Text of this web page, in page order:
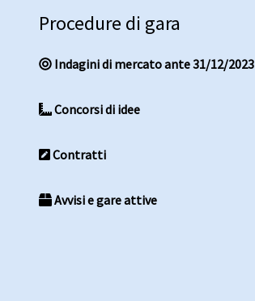
Procedure di gara
Indagini di mercato ante 31/12/2023
Concorsi di idee
Contratti
Avvisi e gare attive